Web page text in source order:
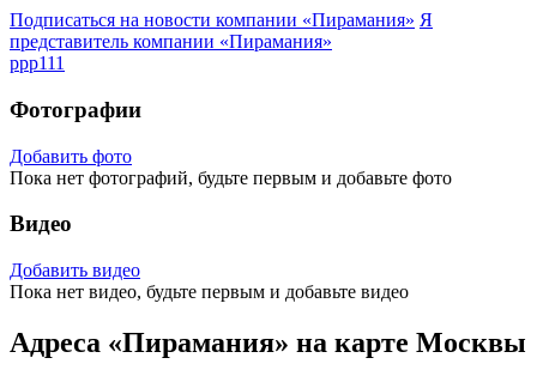
Подписаться на новости компании «Пирамания» Я
представитель компании «Пирамания»
ppp111
Фотографии
Добавить фото
Пока нет фотографий, будьте первым и добавьте фото
Видео
Добавить видео
Пока нет видео, будьте первым и добавьте видео
Адреса «Пирамания» на карте Москвы